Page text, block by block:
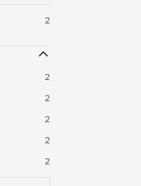
2
2
2
2
2
2